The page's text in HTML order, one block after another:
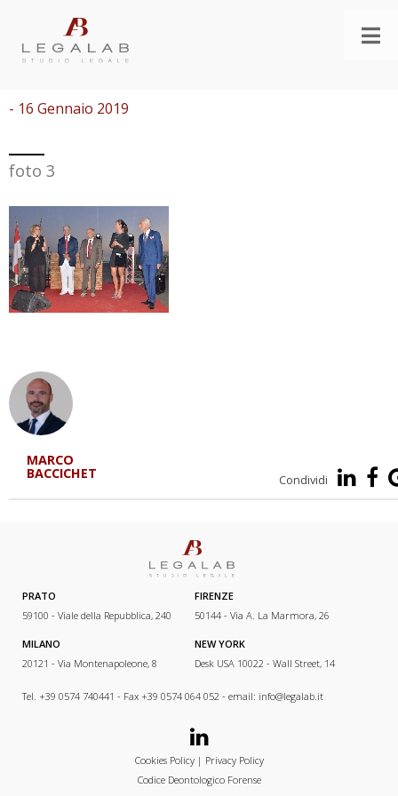
- 16 Gennaio 2019
foto 3
MARCO
BACCICHET Condividi
PRATO
59100 - Viale della Repubblica, 240
FIRENZE
50144 - Via A. La Marmora, 26
MILANO
20121 - Via Montenapoleone, 8
NEW YORK
Desk USA 10022 - Wall Street, 14
Tel. +39 0574 740441 - Fax +39 0574 064 052 - email: info@legalab.it
Cookies Policy| Privacy Policy
Codice Deontologico Forense